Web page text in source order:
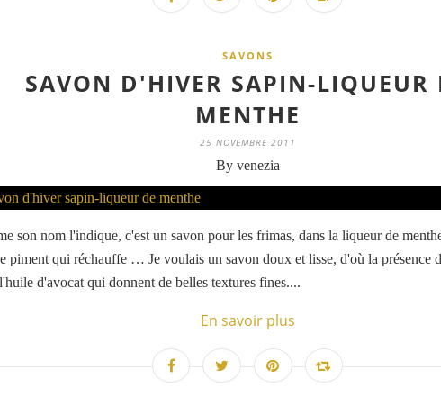
SAVONS
SAVON D'HIVER SAPIN-LIQUEUR
MENTHE
25 NOVEMBRE 2011
By venezia
son nom l'indique, c'est un savon pour les frimas, dans la liqueur de
piment qui réchauffe … Je voulais un savon doux et lisse, d'où la présence
d'avocat qui donnent de belles textures fines....
En savoir plus